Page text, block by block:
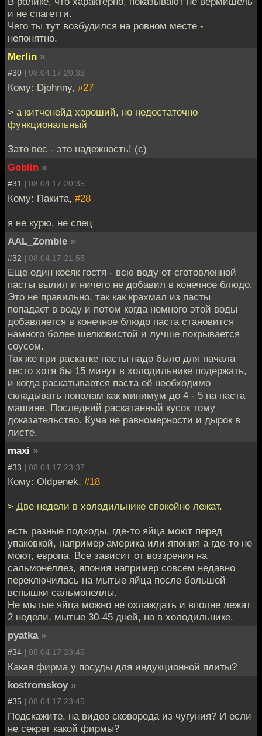
и не спагетти.
Чего ты тут возбудился на ровном месте -
непонятно.
Merlin »
#30 | 08.04.17 20:33
Кому: Djohnny, #27
> а китченейд хороший, но недостаточно
функциональный
Зато вес - это надежность! (с)
Goblin »
#31 | 08.04.17 20:35
Кому: Пакита, #28
я не курю, не спец
AAL_Zombie »
#32 | 08.04.17 21:55
Еще один косяк гостя - всю воду от сготовленной
пасты вылил и ничего не добавил в конечное блюдо.
Это не правильно, так как крахмал из пасты
попадает в воду и потом когда немного этой воды
добавляется в конечное блюдо паста становится
намного более шелковистой и лучше покрывается
соусом.
Так же при раскатке пасты надо было для начала
тесто хотя бы 15 минут в холодильнике подержать,
и когда раскатывается паста её необходимо
складывать пополам как минимум до 4 - 5 на паста
машине. Последний раскатанный кусок тому
доказательство. Куча не равномерности и дырок в
листе.
maxi »
#33 | 08.04.17 23:37
Кому: Oldpenek, #18
> Две недели в холодильнике спокойно лежат.
есть разные подходы, где-то яйца моют перед
упаковкой, например америка или япония а где-то не
моют, европа. Все зависит от воззрения на
сальмонеллез, япония например совсем недавно
переключилась на мытые яйца после большей
вспышки сальмонеллы.
Не мытые яйца можно не охлаждать и вполне лежат
2 недели, мытые 30-45 дней, но в холодильнике.
pyatka »
#34 | 08.04.17 23:45
Какая фирма у посуды для индукционной плиты?
kostromskoy »
#35 | 08.04.17 23:45
Подскажите, на видео сковорода из чугуния? И если
не секрет какой фирмы?